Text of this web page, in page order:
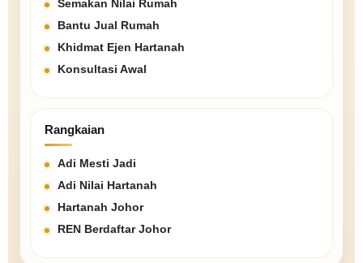
Semakan Nilai Rumah
Bantu Jual Rumah
Khidmat Ejen Hartanah
Konsultasi Awal
Rangkaian
Adi Mesti Jadi
Adi Nilai Hartanah
Hartanah Johor
REN Berdaftar Johor